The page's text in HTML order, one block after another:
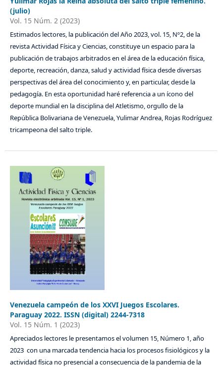
(julio)
Vol. 15 Núm. 2 (2023)
Estimados lectores, la publicación del Año 2023, vol. 15, Nº2, de la
revista Actividad Física y Ciencias, constituye un espacio para la
publicación de trabajos arbitrados en el área de la educación física,
deporte, recreación, danza, salud y actividad física desde diversas
perspectivas del área del conocimiento y, en particular, desde la
pedagogía. En esta oportunidad haré referencia a un ícono del
deporte mundial en la disciplina del Atletismo, orgullo de la
República Bolivariana de Venezuela, Yulimar Andrea, Rojas Rodríguez
tricampeona del salto triple.
Venezuela campeón de los XXVI Juegos Escolares.
Paraguay 2022. ISSN (digital) 2244-7318
Vol. 15 Núm. 1 (2023)
Apreciados lectores le presentamos el volumen 15, Número 1, año
2023 con una marcada tendencia hacia los procesos fisiológicos y la
actividad física no presencial a consecuencia de la pandemia de la